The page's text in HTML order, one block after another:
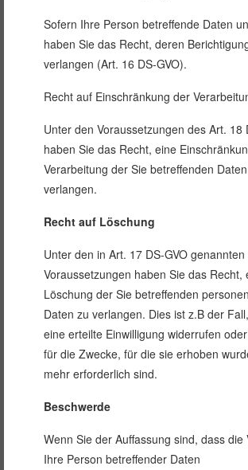
Sofern Ihre Person betreffende Daten
haben Sie das Recht, deren
verlangen (Art. 16 DS-GVO).
Recht auf Einschränkung der
Unter den Voraussetzungen des Art. 18
haben Sie das Recht, eine
Verarbeitung der Sie betreffenden
verlangen.
Recht auf Löschung
Unter den in Art. 17 DS-GVO genannten
Voraussetzungen haben Sie das Recht,
Löschung der Sie betreffenden
Daten zu verlangen. Dies ist z.B der
eine erteilte Einwilligung widerrufen
für die Zwecke, für die sie erhoben
mehr erforderlich sind.
Beschwerde
Wenn Sie der Auffassung sind, dass die
Ihre Person betreffender Daten